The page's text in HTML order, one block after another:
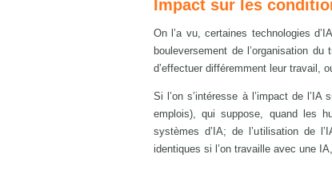
Impact sur les
On l’a vu, certaines technologies
bouleversement de l’organisation
d’effectuer différemment leur travail,
Si l’on s’intéresse à l’impact de
emplois), qui suppose, quand les
systèmes d’IA; de l’utilisation de
identiques si l’on travaille avec une